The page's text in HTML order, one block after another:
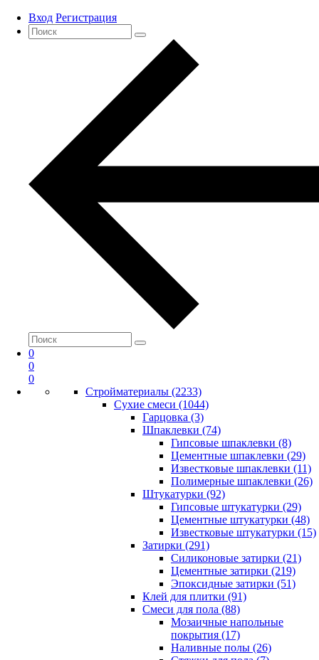
Вход Регистрация
0
0
0
Стройматериалы (2233)
Сухие смеси (1044)
Гарцовка (3)
Шпаклевки (74)
Гипсовые шпаклевки (8)
Цементные шпаклевки (29)
Известковые шпаклевки (11)
Полимерные шпаклевки (26)
Штукатурки (92)
Гипсовые штукатурки (29)
Цементные штукатурки (48)
Известковые штукатурки (15)
Затирки (291)
Силиконовые затирки (21)
Цементные затирки (219)
Эпоксидные затирки (51)
Клей для плитки (91)
Смеси для пола (88)
Мозаичные напольные
покрытия (17)
Наливные полы (26)